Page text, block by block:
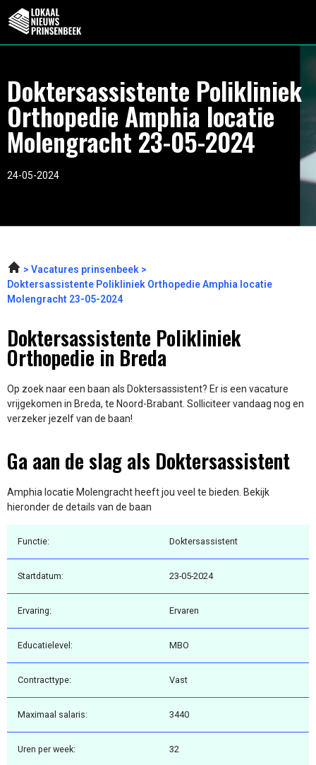
Doktersassistente Polikliniek
Orthopedie Amphia locatie
Molengracht 23-05-2024
24-05-2024
Vacatures prinsenbeek
Doktersassistente Polikliniek Orthopedie Amphia locatie
Molengracht 23-05-2024
Doktersassistente Polikliniek
Orthopedie in Breda
Op zoek naar een baan als Doktersassistent? Er is een vacature
vrijgekomen in Breda, te Noord-Brabant. Solliciteer vandaag nog en
verzeker jezelf van de baan!
Ga aan de slag als Doktersassistent
Amphia locatie Molengracht heeft jou veel te bieden. Bekijk
hieronder de details van de baan
Functie: Doktersassistent
Startdatum: 23-05-2024
Ervaring: Ervaren
Educatielevel: MBO
Contracttype: Vast
Maximaal salaris: 3440
Uren per week: 32